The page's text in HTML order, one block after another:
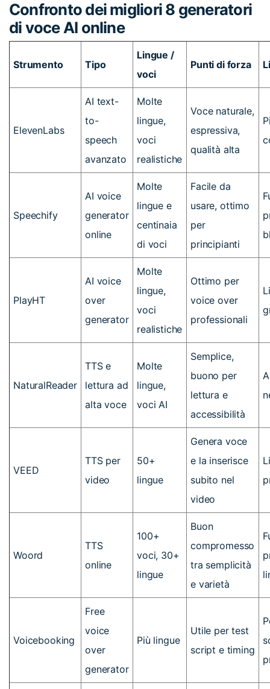
Confronto dei migliori 8 generatori
di voce AI online
Strumento Tipo
Lingue /
voci
Punti di forza
ElevenLabs
AI text-
to-
speech
avanzato
Molte
lingue,
voci
realistiche
Voce naturale,
espressiva,
qualità alta
Speechify
AI voice
generator
online
Molte
lingue e
centinaia
di voci
Facile da
usare, ottimo
per
principianti
PlayHT
AI voice
over
generator
Molte
lingue,
voci
realistiche
Ottimo per
voice over
professionali
NaturalReader
TTS e
lettura ad
alta voce
Molte
lingue,
voci AI
Semplice,
buono per
lettura e
accessibilità
VEED
TTS per
video
50+
lingue
Genera voce
e la inserisce
subito nel
video
Woord
TTS
online
100+
voci, 30+
lingue
Buon
compromesso
tra semplicità
e varietà
Voicebooking
Free
voice
over
generator
Più lingue
Utile per test
script e timing